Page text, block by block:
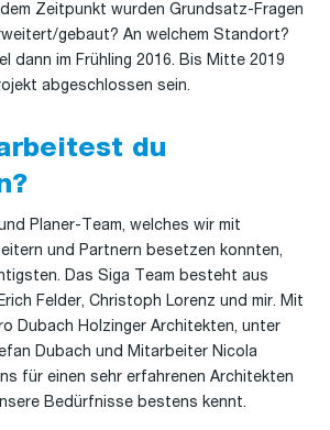
Zeitpunkt wurden Grundsatz-Fragen
gebaut? An welchem Standort?
dann im Frühling 2016. Bis Mitte 2019
abgeschlossen sein.
du
Planer-Team, welches wir mit
und Partnern besetzen konnten,
Das Siga Team besteht aus
Felder, Christoph Lorenz und mir. Mit
Dubach Holzinger Architekten, unter
Dubach und Mitarbeiter Nicola
für einen sehr erfahrenen Architekten
Bedürfnisse bestens kennt.